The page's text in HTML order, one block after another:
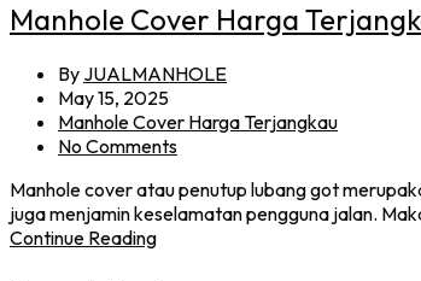
Manhole Cover Harga
By JUALMANHOLE
May 15, 2025
Manhole Cover Harga Terjangkau
No Comments
Manhole cover atau penutup lubang got
juga menjamin keselamatan pengguna jalan.
Continue Reading